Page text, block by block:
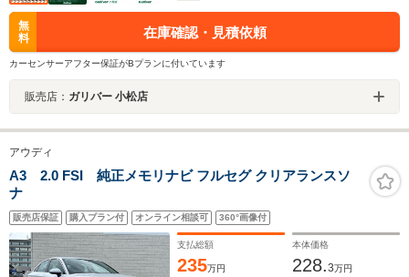
無
料
在庫確認・見積依頼
カーセンサーアフター保証がBプランに付いています
販売店： ガリバー 小松店
アウディ
A3 2.0 FSI 純正メモリナビ フルセグ クリアランスソ
ナ
販売店保証 購入プラン付 オンライン相談可 360°画像付
支払総額
235万円
本体価格
228.3万円